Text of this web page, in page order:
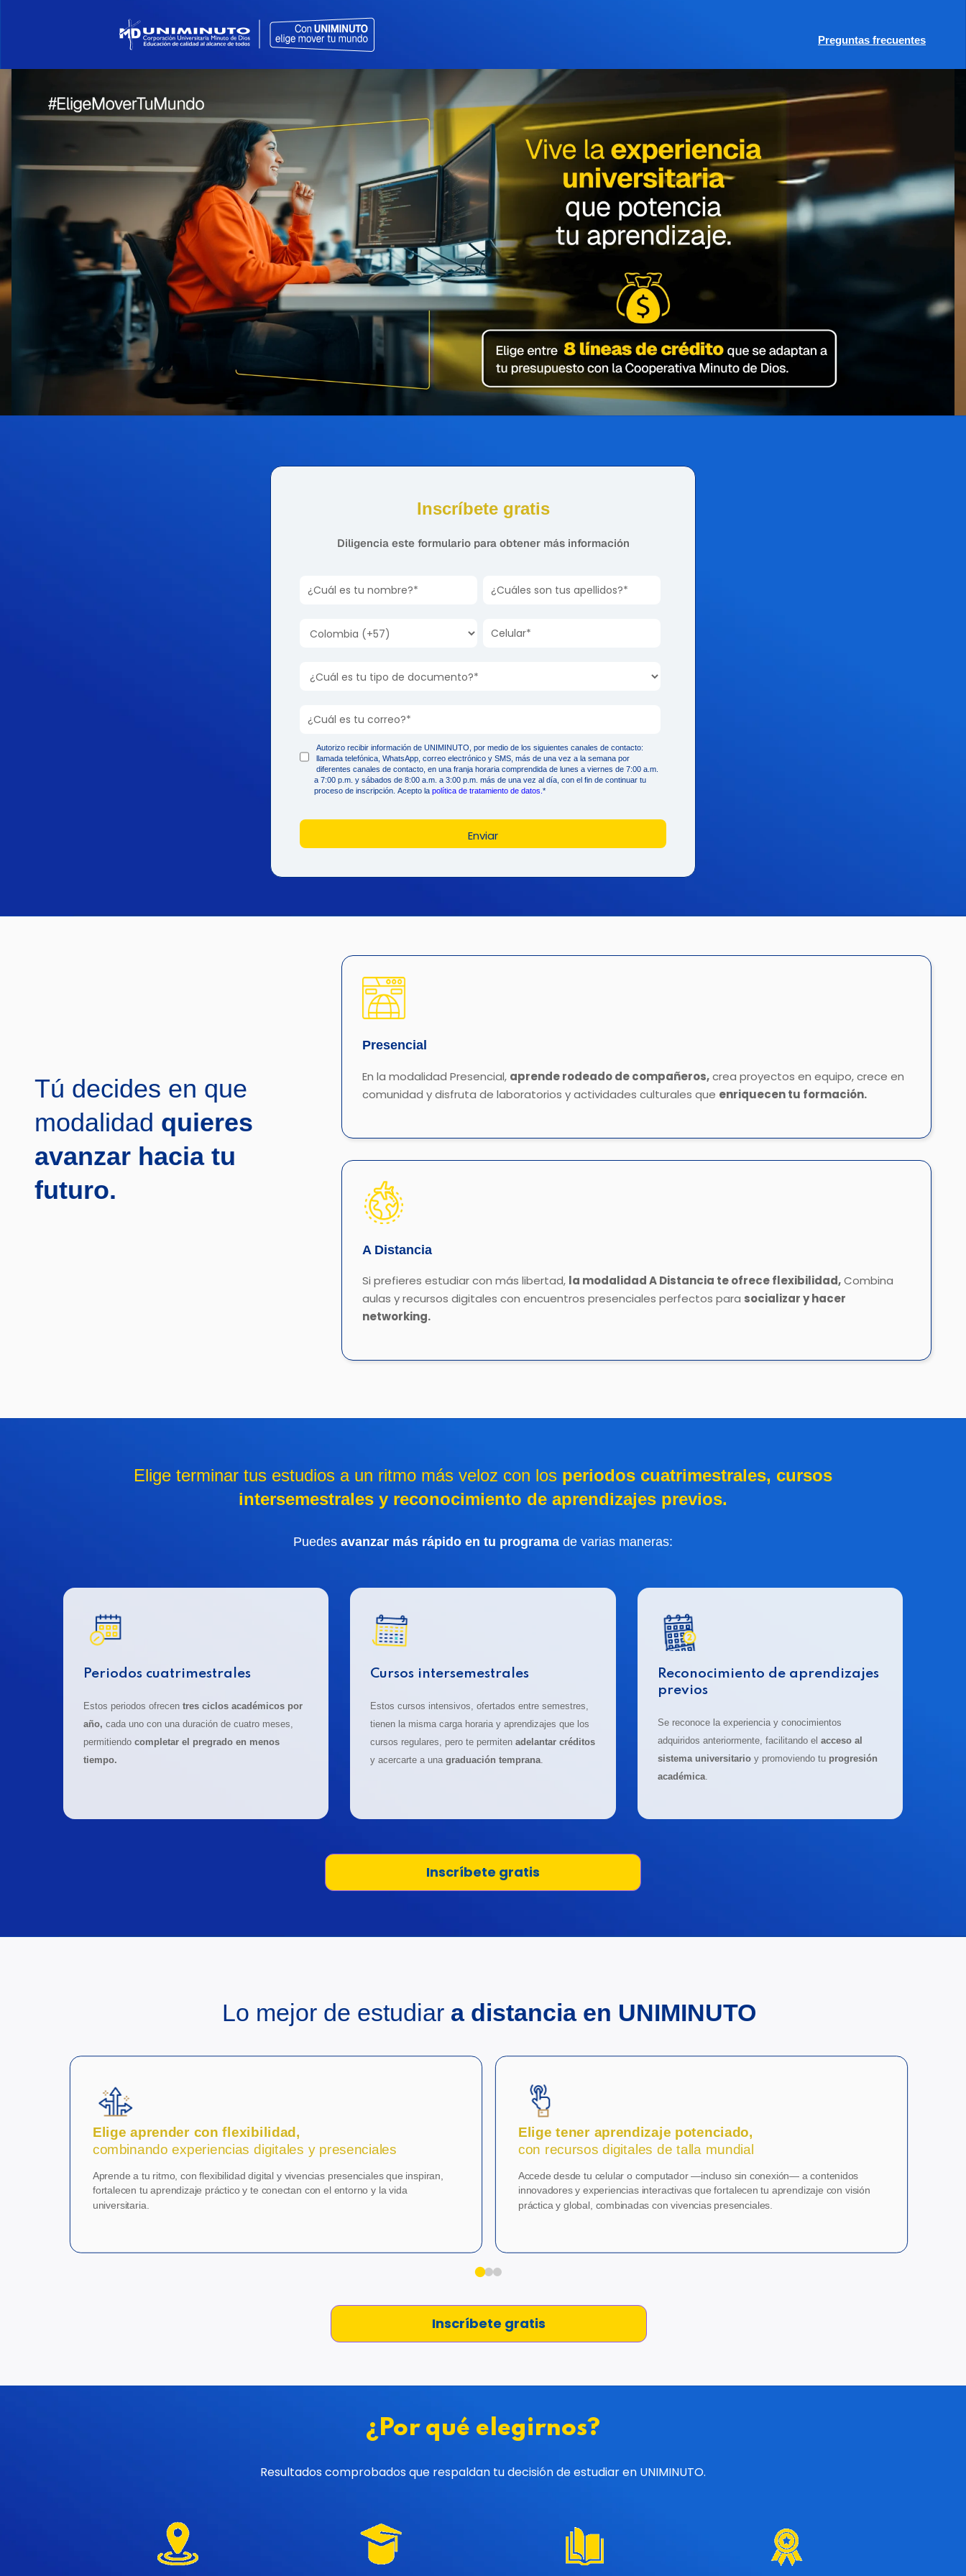
Preguntas frecuentes
Inscríbete gratis
Diligencia este formulario para obtener más información
Autorizo recibir información de UNIMINUTO, por medio de los siguientes canales de contacto:
llamada telefónica, WhatsApp, correo electrónico y SMS, más de una vez a la semana por
diferentes canales de contacto, en una franja horaria comprendida de lunes a viernes de 7:00 a.m.
a 7:00 p.m. y sábados de 8:00 a.m. a 3:00 p.m. más de una vez al día, con el fin de continuar tu
proceso de inscripción. Acepto la política de tratamiento de datos. *
Tú decides en que
modalidad quieres
avanzar hacia tu
futuro.
Presencial
En la modalidad Presencial, aprende rodeado de compañeros,crea proyectos en equipo, crece en
comunidad y disfruta de laboratorios y actividades culturales que enriquecen tu formación.
A Distancia
Si prefieres estudiar con más libertad, la modalidad A Distancia te ofrece flexibilidad,Combina
aulas y recursos digitales con encuentros presenciales perfectos para socializar y hacer
networking.
Elige terminar tus estudios a un ritmo más veloz con los periodos cuatrimestrales, cursos
intersemestrales y reconocimiento de aprendizajes previos.
Puedes avanzar más rápido en tu programa de varias maneras:
Periodos cuatrimestrales
Estos periodos ofrecen tres ciclos académicos por
año, cada uno con una duración de cuatro meses,
permitiendo completar el pregrado en menos
tiempo.
Cursos intersemestrales
Estos cursos intensivos, ofertados entre semestres,
tienen la misma carga horaria y aprendizajes que los
cursos regulares, pero te permitenadelantar créditos
y acercarte a unagraduación temprana.
Reconocimiento de aprendizajes
previos
Se reconoce la experiencia y conocimientos
adquiridos anteriormente, facilitando el acceso al
sistema universitarioy promoviendo tu progresión
académica.
Inscríbete gratis
Lo mejor de estudiara distancia en UNIMINUTO
Elige aprender con flexibilidad,
combinando experiencias digitales y presenciales
Aprende a tu ritmo, con flexibilidad digital y vivencias presenciales que inspiran,
fortalecen tu aprendizaje práctico y te conectan con el entorno y la vida
universitaria.
Elige tener aprendizaje potenciado,
con recursos digitales de talla mundial
Accede desde tu celular o computador —incluso sin conexión— a contenidos
innovadores y experiencias interactivas que fortalecen tu aprendizaje con visión
práctica y global, combinadas con vivencias presenciales.
Inscríbete gratis
¿Por qué elegirnos?
Resultados comprobados que respaldan tu decisión de estudiar en UNIMINUTO.